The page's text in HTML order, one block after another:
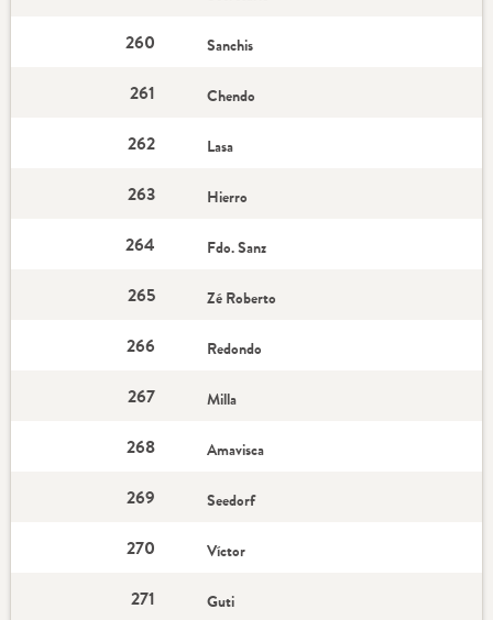
260 Sanchis
261 Chendo
262 Lasa
263 Hierro
264 Fdo. Sanz
265 Zé Roberto
266 Redondo
267 Milla
268 Amavisca
269 Seedorf
270 Víctor
271 Guti